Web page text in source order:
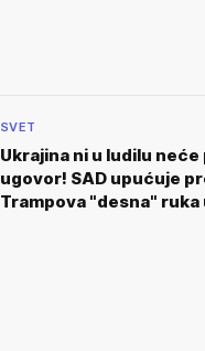
SVET
Ukrajina ni u ludilu
ugovor! SAD upućuje
Trampova "desna"